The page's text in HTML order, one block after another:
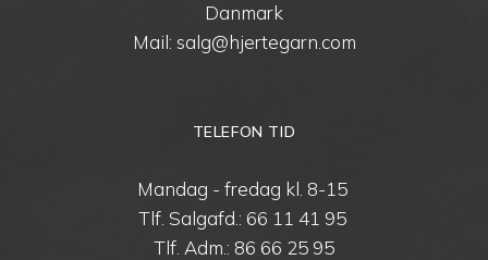
Danmark
Mail: salg@hjertegarn.com
TELEFON TID
Mandag - fredag kl. 8-15
Tlf. Salgafd.: 66 11 41 95
Tlf. Adm.: 86 66 25 95